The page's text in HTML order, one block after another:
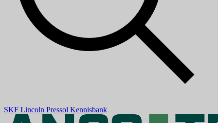
SKF Lincoln Pressol Kennisbank